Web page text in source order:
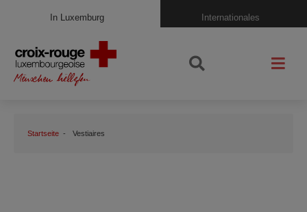
In Luxemburg Internationales
Startseite Vestiaires